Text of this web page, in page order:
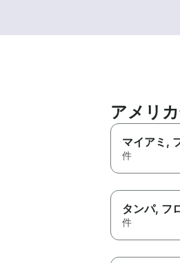
アメリ
マイアミ ,
件
タンパ, フ
件